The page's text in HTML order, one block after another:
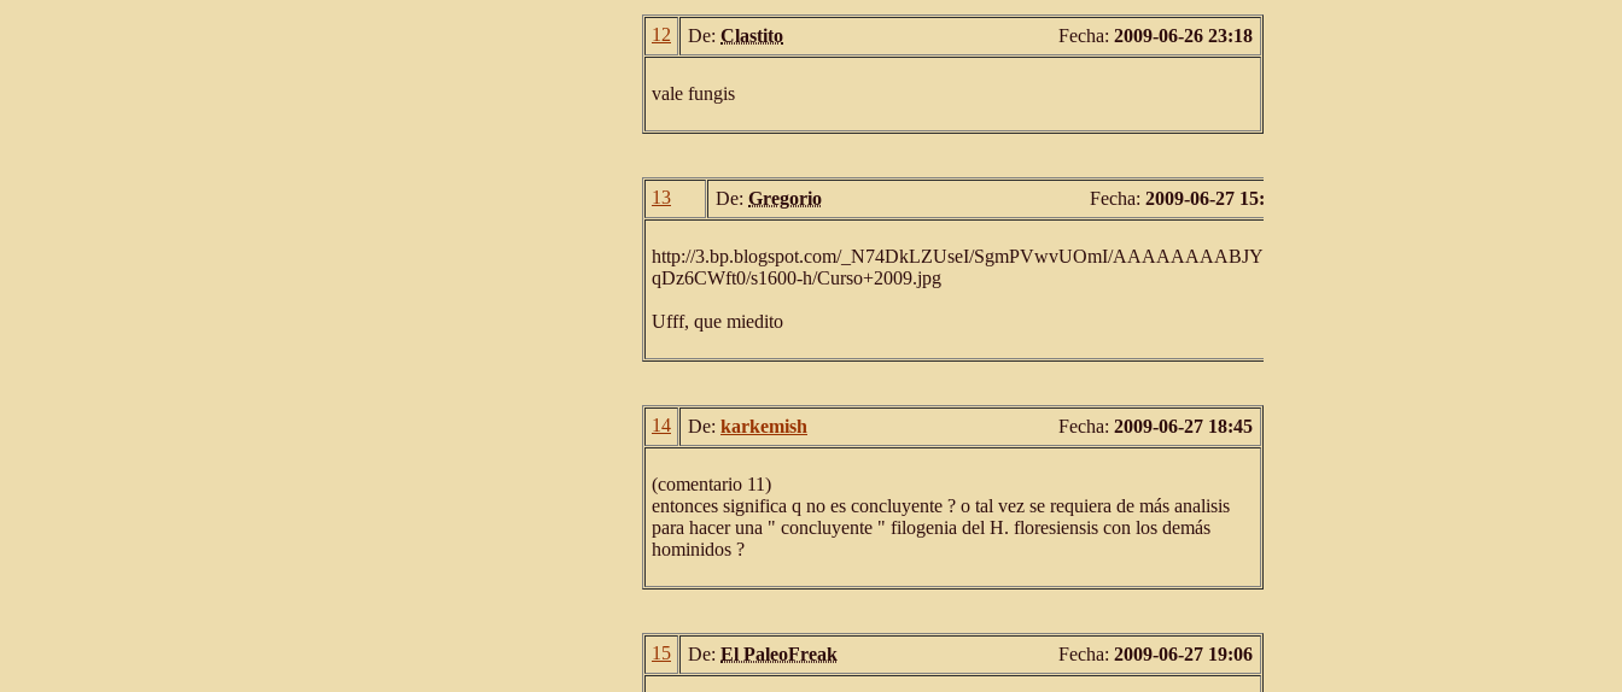
12 De: Clastito Fecha: 2009-06-26 23:18
vale fungis
13 De: Gregorio Fecha: 2009-06-27 15:24
http://3.bp.blogspot.com/_N74DkLZUseI/SgmPVwvUOmI/AAAAAAAABJY/T-
qDz6CWft0/s1600-h/Curso+2009.jpg
Ufff, que miedito
14 De: karkemish Fecha: 2009-06-27 18:45
(comentario 11)
entonces significa q no es concluyente ? o tal vez se requiera de más analisis
para hacer una " concluyente " filogenia del H. floresiensis con los demás
hominidos ?
15 De: El PaleoFreak Fecha: 2009-06-27 19:06